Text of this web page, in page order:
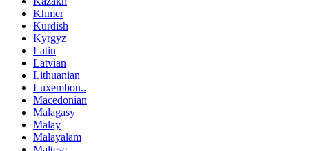
Khmer
Kurdish
Kyrgyz
Latin
Latvian
Lithuanian
Luxembou..
Macedonian
Malagasy
Malay
Malayalam